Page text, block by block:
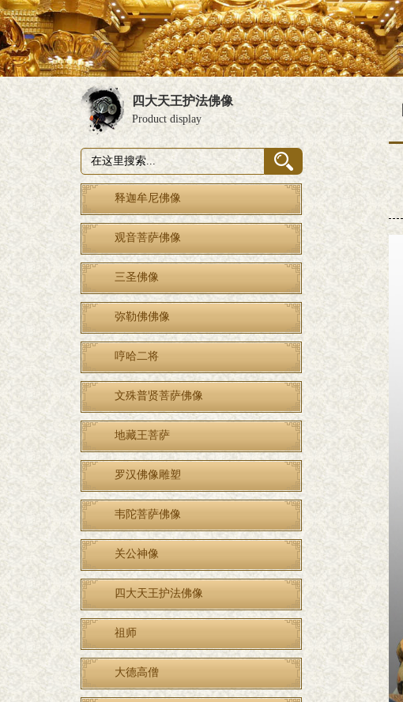
四大天王护法佛像
Product display
释迦牟尼佛像
观音菩萨佛像
三圣佛像
弥勒佛佛像
哼哈二将
文殊普贤菩萨佛像
地藏王菩萨
罗汉佛像雕塑
韦陀菩萨佛像
关公神像
四大天王护法佛像
祖师
大德高僧